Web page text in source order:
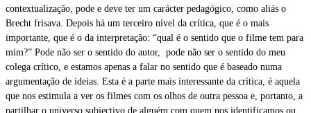
contextualização, pode e deve ter um carácter pedagógico, como aliás o
Brecht frisava. Depois há um terceiro nível da crítica, que é o mais
importante, que é o da interpretação: “qual é o sentido que o filme tem para
mim?” Pode não ser o sentido do autor, pode não ser o sentido do meu
colega crítico, e estamos apenas a falar no sentido que é baseado numa
argumentação de ideias. Esta é a parte mais interessante da crítica, é aquela
que nos estimula a ver os filmes com os olhos de outra pessoa e, portanto, a
partilhar o universo subjectivo de alguém com quem nos identificamos ou